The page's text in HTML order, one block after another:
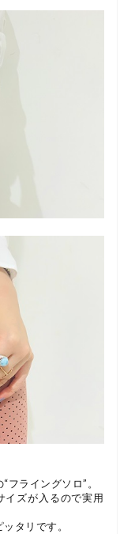
ライングソロ”。
イズが入るので実用
タリです。